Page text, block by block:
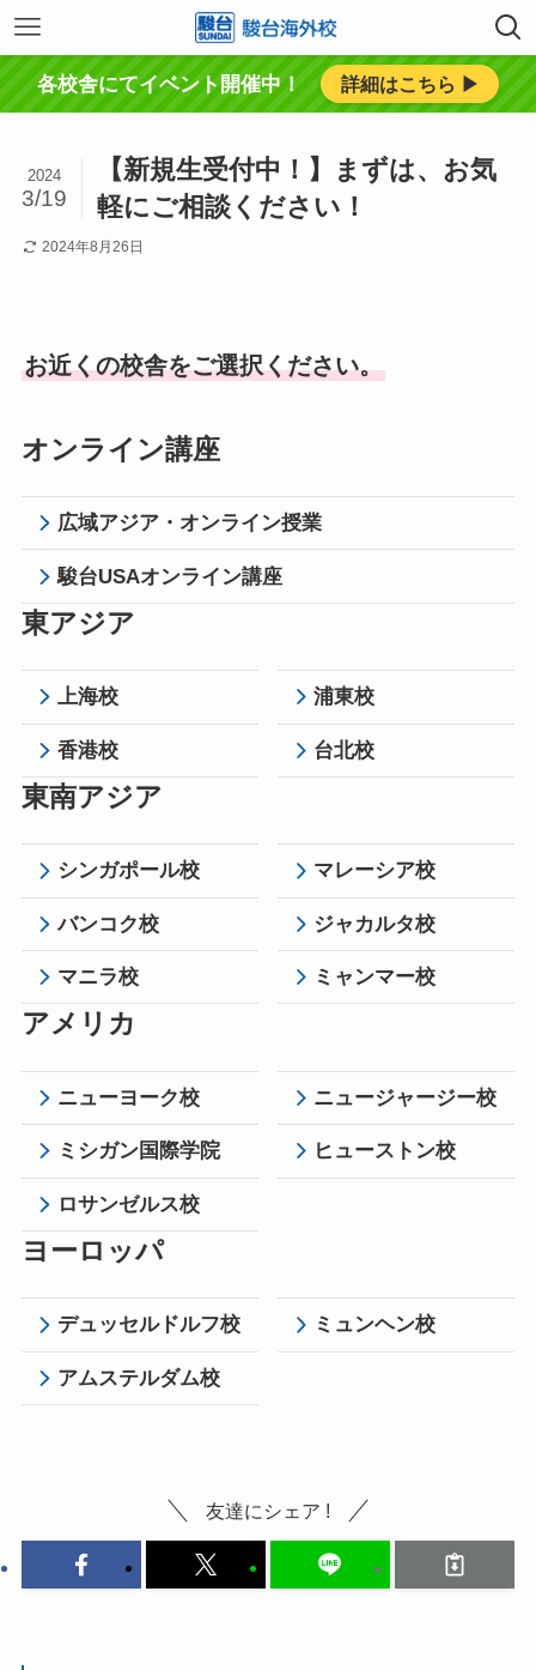
各校舎にてイベント開催中！ 詳細はこちら ▶︎
【新規生受付中！】まずは、お気
軽にご相談ください！
2024
3/19
2024年8月26日
お近くの校舎をご選択ください。
オンライン講座
広域アジア・オンライン授業
駿台USAオンライン講座
東アジア
上海校
香港校
浦東校
台北校
東南アジア
シンガポール校
バンコク校
マニラ校
マレーシア校
ジャカルタ校
ミャンマー校
アメリカ
ニューヨーク校
ミシガン国際学院
ロサンゼルス校
ニュージャージー校
ヒューストン校
ヨーロッパ
デュッセルドルフ校
アムステルダム校
ミュンヘン校
友達にシェア !